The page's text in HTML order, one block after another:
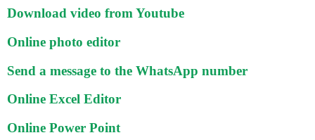
Download video from Youtube
Online photo editor
Send a message to the WhatsApp number
Online Excel Editor
Online Power Point